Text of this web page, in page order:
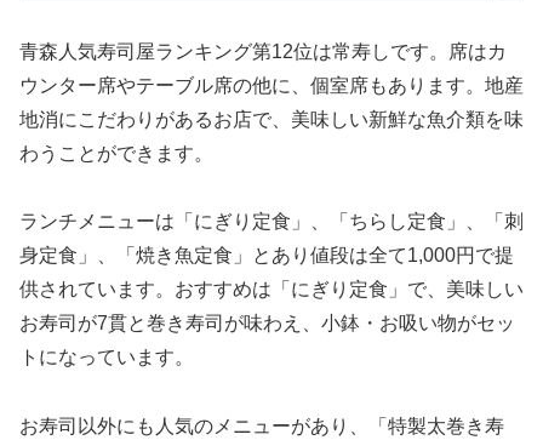
青森人気寿司屋ランキング第12位は常寿しです。席はカ
ウンター席やテーブル席の他に、個室席もあります。地産
地消にこだわりがあるお店で、美味しい新鮮な魚介類を味
わうことができます。
ランチメニューは「にぎり定食」、「ちらし定食」、「刺
身定食」、「焼き魚定食」とあり値段は全て1,000円で提
供されています。おすすめは「にぎり定食」で、美味しい
お寿司が7貫と巻き寿司が味わえ、小鉢・お吸い物がセッ
トになっています。
お寿司以外にも人気のメニューがあり、「特製太巻き寿